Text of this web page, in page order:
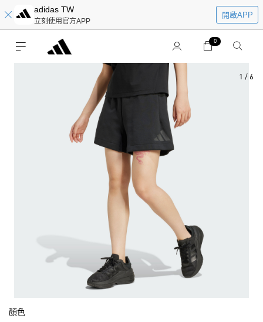
adidas TW
立刻使用官方APP
開啟APP
0
1 / 6
顏色